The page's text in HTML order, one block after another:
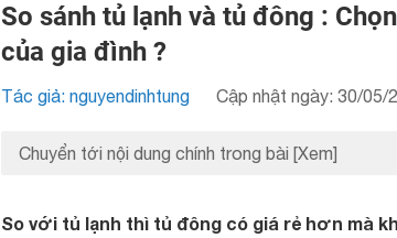
So sánh tủ lạnh và tủ đông :
của gia đình ?
Tác giả: nguyendinhtung Cập nhật ngày: 30/05/
Chuyển tới nội dung chính trong bài [Xem]
So với tủ lạnh thì tủ đông có giá rẻ hơn mà